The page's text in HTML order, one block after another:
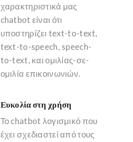
χαρακτηριστικά μας
chatbot είναι ότι
υποστηρίζει text-to-text,
text-to-speech, speech-
to-text, και ομιλίας-σε-
ομιλία επικοινωνιών.
Ευκολία στη χρήση
Το chatbot λογισμικό που
έχει σχεδιαστεί από τους